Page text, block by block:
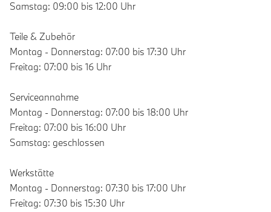
Samstag: 09:00 bis 12:00 Uhr
Teile & Zubehör
Montag - Donnerstag: 07:00 bis 17:30 Uhr
Freitag: 07:00 bis 16 Uhr
Serviceannahme
Montag - Donnerstag: 07:00 bis 18:00 Uhr
Freitag: 07:00 bis 16:00 Uhr
Samstag: geschlossen
Werkstätte
Montag - Donnerstag: 07:30 bis 17:00 Uhr
Freitag: 07:30 bis 15:30 Uhr